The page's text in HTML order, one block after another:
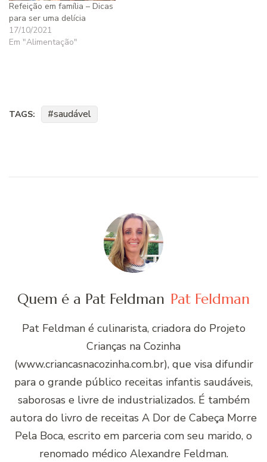
Refeição em família – Dicas
para ser uma delícia
17/10/2021
Em "Alimentação"
TAGS: saudável
Quem é a Pat Feldman Pat Feldman
Pat Feldman é culinarista, criadora do Projeto
Crianças na Cozinha
(www.criancasnacozinha.com.br), que visa difundir
para o grande público receitas infantis saudáveis,
saborosas e livre de industrializados. É também
autora do livro de receitas A Dor de Cabeça Morre
Pela Boca, escrito em parceria com seu marido, o
renomado médico Alexandre Feldman.